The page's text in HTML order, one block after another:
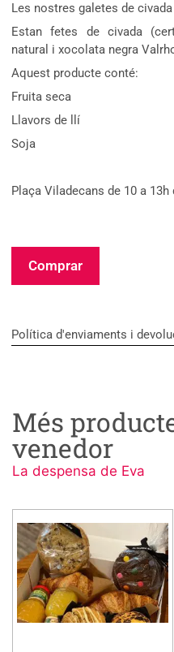
Les nostres galetes de
Estan fetes de civada
natural i xocolata negra
Aquest producte conté:
Fruita seca
Llavors de llí
Soja
Plaça Viladecans de 10 a
Comprar
Política d'enviaments i
Més
venedor
La despensa de Eva